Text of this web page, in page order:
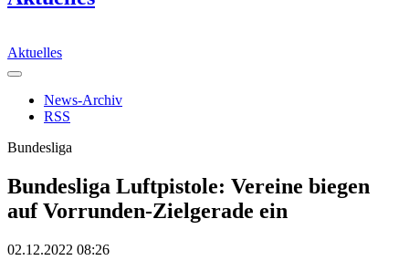
Aktuelles
News-Archiv
RSS
Bundesliga
Bundesliga Luftpistole: Vereine biegen
auf Vorrunden-Zielgerade ein
02.12.2022 08:26